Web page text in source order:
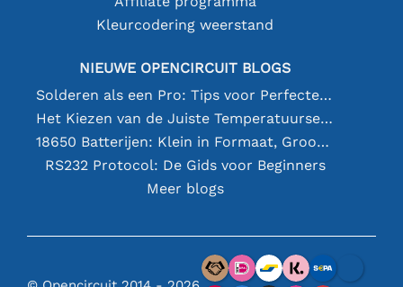
Kleurcodering weerstand
NIEUWE OPENCIRCUIT BLOGS
Solderen als een Pro: Tips voor Perfecte Elektronische Verbindingen
Het Kiezen van de Juiste Temperatuursensor [youtube]
18650 Batterijen: Klein in Formaat, Groot in Prestatie
RS232 Protocol: De Gids voor Beginners
Meer blogs